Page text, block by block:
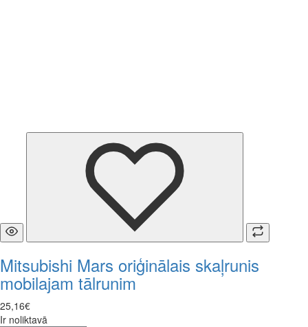
Mitsubishi Mars oriģinālais skaļrunis
mobilajam tālrunim
25,16€
Ir noliktavā